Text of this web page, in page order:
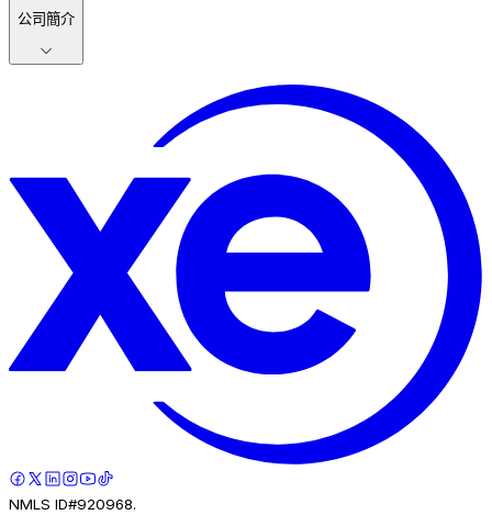
公司簡介
NMLS ID#920968.